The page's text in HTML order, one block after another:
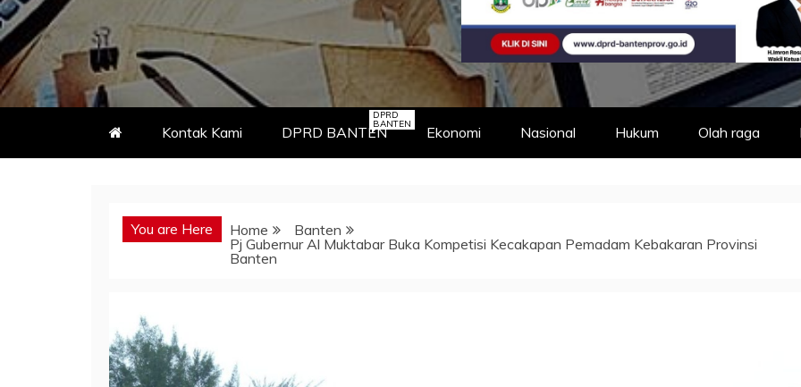
Kontak Kami DPRD BANTEN
DPRD
BANTEN Ekonomi Nasional Hukum Olah raga
You are Here Home
Banten
Pj Gubernur Al Muktabar Buka Kompetisi Kecakapan Pemadam Kebakaran Provinsi
Banten